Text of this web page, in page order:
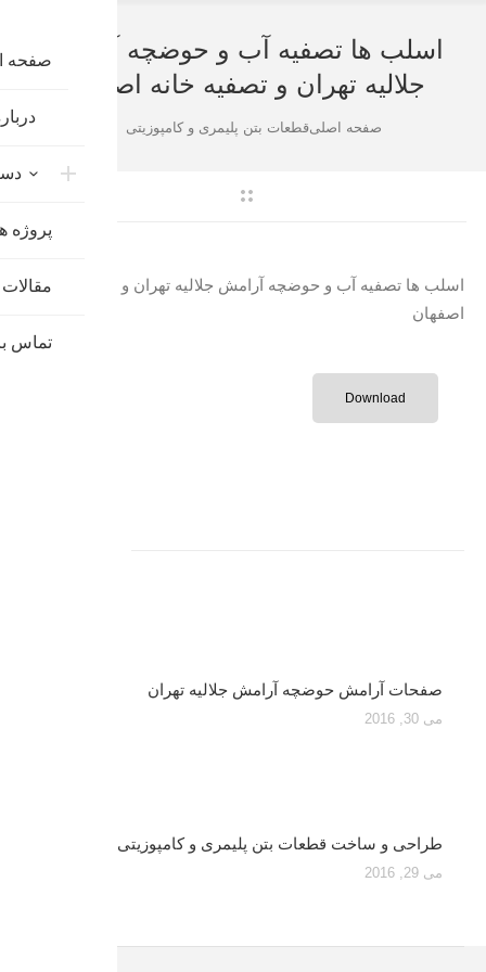
صفحه
پروژه
تماس
اسلب ها تصفیه آب و حوضچه آرامش
جلالیه تهران و تصفیه خانه اصفهان
شما اینجا هستید:صفحه اصلیقطعات بتن پلیمری و کامپوزیتی
اسلب ها تصفیه آب و حوضچه آرامش جلالیه تهران و تصفیه خانه
اصفهان
Download
صفحات آرامش حوضچه آرامش جلالیه تهران
می 30, 2016
طراحی و ساخت قطعات بتن پلیمری و کامپوزیتی
می 29, 2016